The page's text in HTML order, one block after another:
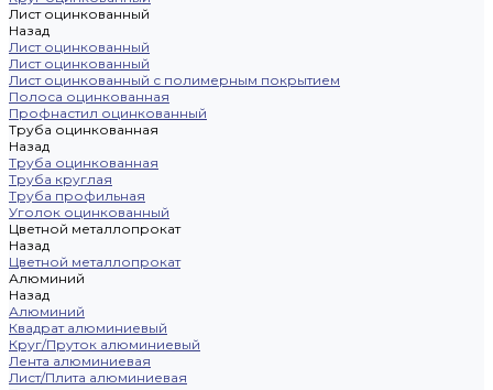
Лист оцинкованный
Назад
Лист оцинкованный
Лист оцинкованный
Лист оцинкованный с полимерным покрытием
Полоса оцинкованная
Профнастил оцинкованный
Труба оцинкованная
Назад
Труба оцинкованная
Труба круглая
Труба профильная
Уголок оцинкованный
Цветной металлопрокат
Назад
Цветной металлопрокат
Алюминий
Назад
Алюминий
Квадрат алюминиевый
Круг/Пруток алюминиевый
Лента алюминиевая
Лист/Плита алюминиевая